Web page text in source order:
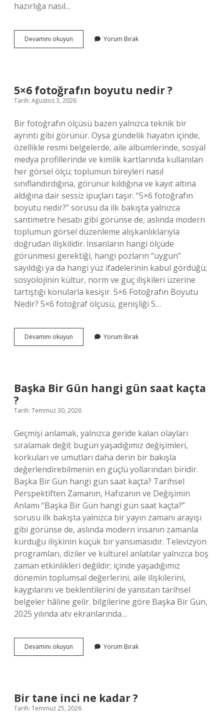
hazırlığa nasıl…
Devamını okuyun
böreği
mı
?
Yorum Bırak
5×6 fotoğrafın boyutu nedir ?
Tarih: Ağustos 3, 2026
Bir fotoğrafın ölçüsü bazen yalnızca teknik bir
ayrıntı gibi görünür. Oysa gündelik hayatın içinde,
özellikle resmi belgelerde, aile albümlerinde, sosyal
medya profillerinde ve kimlik kartlarında kullanılan
her görsel ölçü; toplumun bireyleri nasıl
sınıflandırdığına, görünür kıldığına ve kayıt altına
aldığına dair sessiz ipuçları taşır. “5×6 fotoğrafın
boyutu nedir?” sorusu da ilk bakışta yalnızca
santimetre hesabı gibi görünse de, aslında modern
toplumun görsel düzenleme alışkanlıklarıyla
doğrudan ilişkilidir. İnsanların hangi ölçüde
görünmesi gerektiği, hangi pozların “uygun”
sayıldığı ya da hangi yüz ifadelerinin kabul gördüğü;
sosyolojinin kültür, norm ve güç ilişkileri üzerine
tartıştığı konularla kesişir. 5×6 Fotoğrafın Boyutu
Nedir? 5×6 fotoğraf ölçüsü, genişliği 5…
Devamını okuyun
fotoğrafın
Yorum Bırak
Başka Bir Gün hangi gün saat kaçta
?
Tarih: Temmuz 30, 2026
Geçmişi anlamak, yalnızca geride kalan olayları
sıralamak değil; bugün yaşadığımız değişimleri,
korkuları ve umutları daha derin bir bakışla
değerlendirebilmenin en güçlü yollarından biridir.
Başka Bir Gün hangi gün saat kaçta? Tarihsel
Perspektiften Zamanın, Hafızanın ve Değişimin
Anlamı “Başka Bir Gün hangi gün saat kaçta?”
sorusu ilk bakışta yalnızca bir yayın zamanı arayışı
gibi görünse de, aslında modern insanın zamanla
kurduğu ilişkinin küçük bir yansımasıdır. Televizyon
programları, diziler ve kültürel anlatılar yalnızca boş
zaman etkinlikleri değildir; içinde yaşadığımız
dönemin toplumsal değerlerini, aile ilişkilerini,
kaygılarını ve beklentilerini de yansıtan tarihsel
belgeler hâline gelir. bilgilerine göre Başka Bir Gün,
2025 yılında atv ekranlarında…
Devamını okuyun
Bir
kaçta
?
Yorum Bırak
Bir tane inci ne kadar ?
Tarih: Temmuz 25, 2026